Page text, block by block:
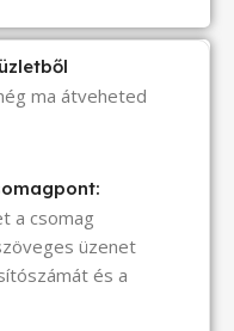
ma átveheted
a csomag
üzenet
és a